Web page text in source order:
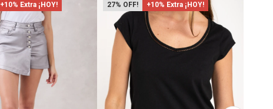
+10% Extra ¡HOY! 27 +10% Extra ¡HOY!